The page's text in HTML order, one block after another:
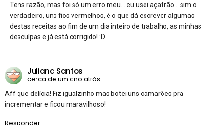
Tens razão, mas foi só um erro meu… eu usei açafrão… sim o
verdadeiro, uns fios vermelhos, é o que dá escrever algumas
destas receitas ao fim de um dia inteiro de trabalho, as minhas
desculpas e já está corrigido! :D
Juliana Santos
cerca de um ano atrás
Aff que delícia! Fiz igualzinho mas botei uns camarões pra
incrementar e ficou maravilhoso!
Responder